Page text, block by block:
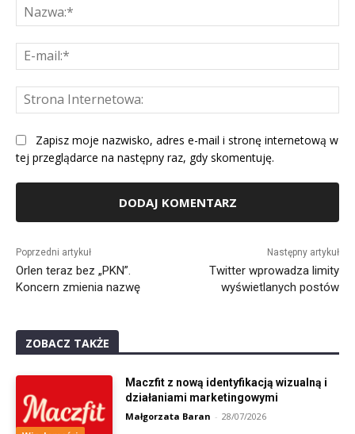
Zapisz moje nazwisko, adres e-mail i stronę internetową w
tej przeglądarce na następny raz, gdy skomentuję.
Poprzedni artykuł
Orlen teraz bez „PKN”.
Koncern zmienia nazwę
Następny artykuł
Twitter wprowadza limity
wyświetlanych postów
ZOBACZ TAKŻE
Maczfit z nową identyfikacją wizualną i
działaniami marketingowymi
Małgorzata Baran - 28/07/2026